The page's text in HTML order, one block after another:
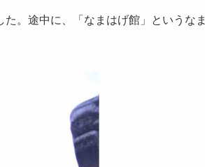
。途中に、「なまはげ館」というなま